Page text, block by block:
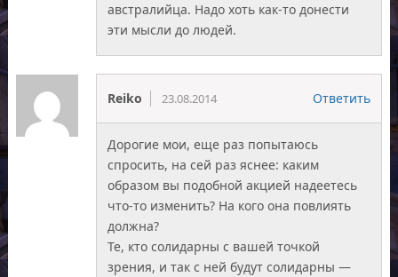
австралийца. Надо хоть как-то донести
эти мысли до людей.
Reiko 23.08.2014 Ответить
Дорогие мои, еще раз попытаюсь
спросить, на сей раз яснее: каким
образом вы подобной акцией надеетесь
что-то изменить? На кого она повлиять
должна?
Те, кто солидарны с вашей точкой
зрения, и так с ней будут солидарны —